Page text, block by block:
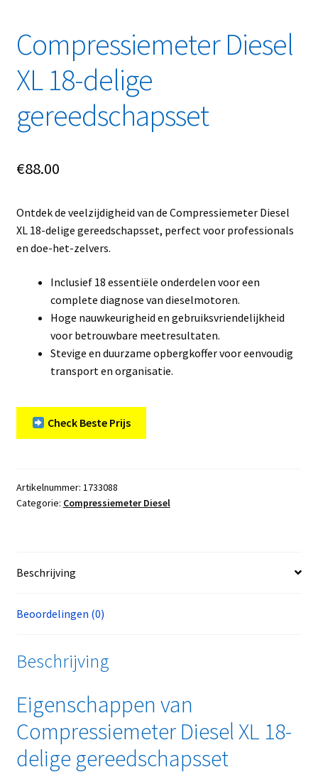
Videos
Winkelwagen
Compressiemeter Diesel
XL 18-delige
gereedschapsset
€88.00
Ontdek de veelzijdigheid van de Compressiemeter Diesel
XL 18-delige gereedschapsset, perfect voor professionals
en doe-het-zelvers.
Inclusief 18 essentiële onderdelen voor een
complete diagnose van dieselmotoren.
Hoge nauwkeurigheid en gebruiksvriendelijkheid
voor betrouwbare meetresultaten.
Stevige en duurzame opbergkoffer voor eenvoudig
transport en organisatie.
Check Beste Prijs
Artikelnummer: 1733088
Categorie: Compressiemeter Diesel
Beschrijving
Beoordelingen (0)
Beschrijving
Eigenschappen van
Compressiemeter Diesel XL 18-
delige gereedschapsset